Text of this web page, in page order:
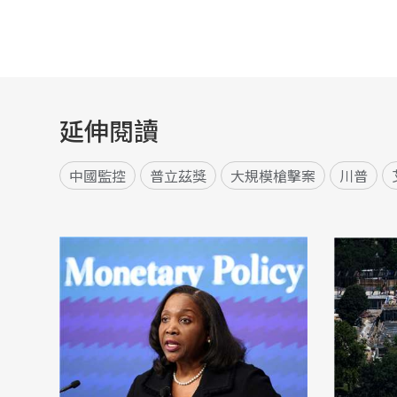
延伸閱讀
中國監控 普立茲獎 大規模槍擊案 川普